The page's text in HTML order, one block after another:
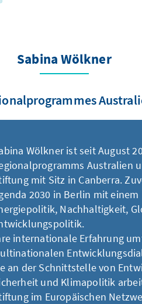
Sabina Wölkner
Wölkner ist seit August
Australien
mit Sitz in Canberra.
2030 in Berlin mit
Nachhaltigkeit,
internationale Erfahrung
an der Schnittstelle von
und Klimapolitik
im Europäischen